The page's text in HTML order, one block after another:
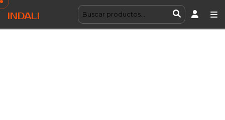
INDALI